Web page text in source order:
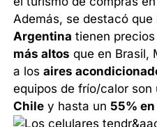
Además, se destacó
Argentina tienen
más altos que en Brasil,
a losaires
equipos de frío/calor son
Chile y hasta un 55%